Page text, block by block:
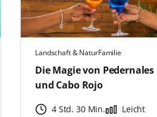
Landschaft & NaturFamilie
Die Magie von Pedernales
und Cabo Rojo
4 Std. 30 Min. Leicht